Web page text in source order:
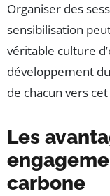
Organiser des
sensibilisation
véritable culture
développement
de chacun vers
Les
carbone